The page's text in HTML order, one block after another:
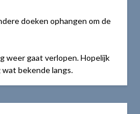
doeken ophangen om de
weer gaat verlopen. Hopelijk
bekende langs.